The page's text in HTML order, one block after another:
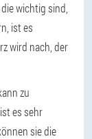
wichtig sind,
ist es
wird nach, der
zu
es sehr
sie die